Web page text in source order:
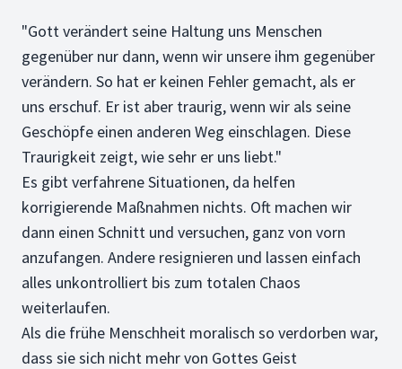
"Gott verändert seine Haltung uns Menschen
gegenüber nur dann, wenn wir unsere ihm gegenüber
verändern. So hat er keinen Fehler gemacht, als er
uns erschuf. Er ist aber traurig, wenn wir als seine
Geschöpfe einen anderen Weg einschlagen. Diese
Traurigkeit zeigt, wie sehr er uns liebt."
Es gibt verfahrene Situationen, da helfen
korrigierende Maßnahmen nichts. Oft machen wir
dann einen Schnitt und versuchen, ganz von vorn
anzufangen. Andere resignieren und lassen einfach
alles unkontrolliert bis zum totalen Chaos
weiterlaufen.
Als die frühe Menschheit moralisch so verdorben war,
dass sie sich nicht mehr von Gottes Geist